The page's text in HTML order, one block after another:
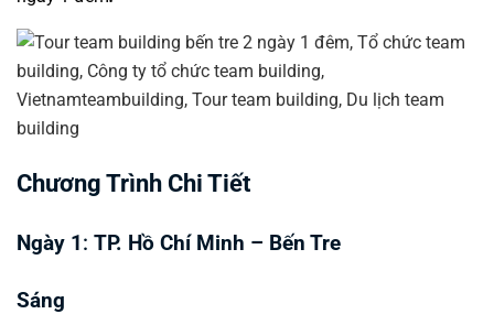
Chương Trình Chi Tiết
Ngày 1: TP. Hồ Chí Minh – Bến Tre
Sáng